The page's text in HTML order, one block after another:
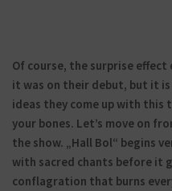
Of course, the surprise
it was on their debut, but it
ideas they come up with
your bones. Let’s move on
the show. „Hall Bol“ begins
with sacred chants before it
conflagration that burns